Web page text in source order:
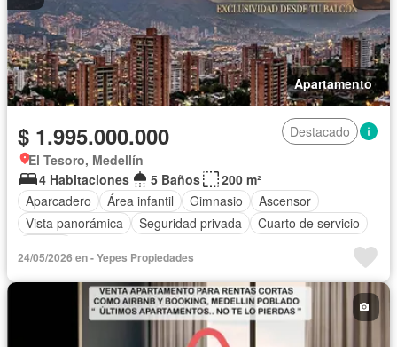
Apartamento
$ 1.995.000.000
Destacado
El Tesoro, Medellín
4 Habitaciones
5 Baños
200 m²
Aparcadero
Área infantil Gimnasio
Ascensor
Vista panorámica
Seguridad privada
Cuarto de servicio
24/05/2026 en - Yepes Propiedades